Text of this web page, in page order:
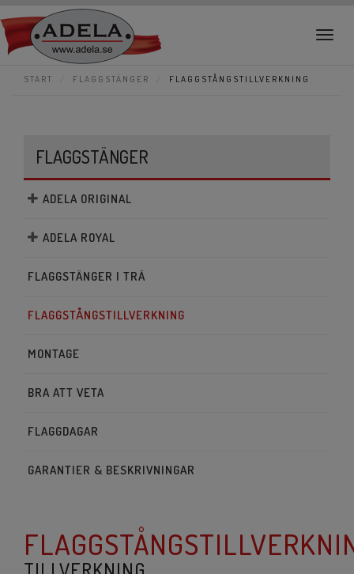
START FLAGGSTÄNGER FLAGGSTÅNGSTILLVERKNING
FLAGGSTÄNGER
ADELA ORIGINAL
ADELA ROYAL
FLAGGSTÄNGER I TRÄ
FLAGGSTÅNGSTILLVERKNING
MONTAGE
BRA ATT VETA
FLAGGDAGAR
GARANTIER & BESKRIVNINGAR